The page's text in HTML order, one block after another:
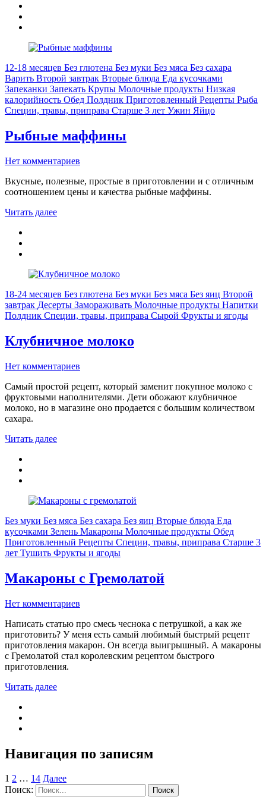
12-18 месяцев Без глютена Без муки Без мяса Без сахара
Варить Второй завтрак Вторые блюда Еда кусочками
Запеканки Запекать Крупы Молочные продукты Низкая
калорийность Обед Полдник Приготовленный Рецепты Рыба
Специи, травы, приправа Старше 3 лет Ужин Яйцо
Рыбные маффины
Нет комментариев
Вкусные, полезные, простые в приготовлении и с отличным
соотношением цены и качества рыбные маффины.
Читать далее
18-24 месяцев Без глютена Без муки Без мяса Без яиц Второй
завтрак Десерты Замораживать Молочные продукты Напитки
Полдник Специи, травы, приправа Сырой Фрукты и ягоды
Клубничное молоко
Нет комментариев
Самый простой рецепт, который заменит покупное молоко с
фруктовыми наполнителями. Дети обожают клубничное
молоко, но в магазине оно продается с большим количеством
сахара.
Читать далее
Без муки Без мяса Без сахара Без яиц Вторые блюда Еда
кусочками Зелень Макароны Молочные продукты Обед
Приготовленный Рецепты Специи, травы, приправа Старше 3
лет Тушить Фрукты и ягоды
Макароны с Гремолатой
Нет комментариев
Написать статью про смесь чеснока с петрушкой, а как же
приготовить? У меня есть самый любимый быстрый рецепт
приготовления макарон. Он всегда выигрышный. А макароны
с Гремолатой стал королевским рецептом быстрого
приготовления.
Читать далее
Навигация по записям
1 2 … 14 Далее
Поиск: